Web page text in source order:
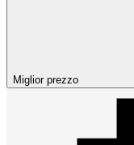
Miglior prezzo